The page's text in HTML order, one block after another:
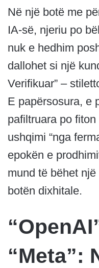
Në një botë me
IA-së, njeriu po
nuk e hedhim
dallohet si një
Verifikuar” –
E papërsosura, e
pafiltruara po
ushqimi “nga
epokën e
mund të bëhet
botën dixhitale.
“Meta”: